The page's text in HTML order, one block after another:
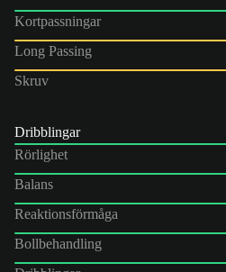
Kortpassningar
Long Passing
Skruv
Dribblingar
Rörlighet
Balans
Reaktionsförmåga
Bollbehandling